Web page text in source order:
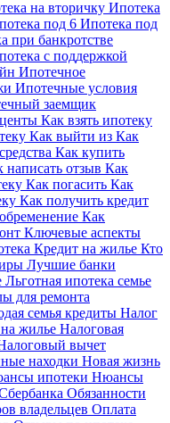
на вторичку Ипотека
под 6 Ипотека под
при банкротстве
с поддержкой
Ипотечное
Ипотечные условия
заемщик
Как взять ипотеку
Как выйти из Как
Как купить
написать отзыв Как
Как погасить Как
Как получить кредит
Как
Ключевые аспекты
Кредит на жилье Кто
Лучшие банки
Льготная ипотека семье
для ремонта
семья кредиты Налог
жилье Налоговая
вычет
находки Новая жизнь
ипотеки Нюансы
Обязанности
владельцев Оплата